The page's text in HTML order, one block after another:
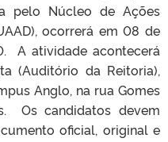
pelo Núcleo de Ações
ocorrerá em 08 de
A atividade acontecerá
(Auditório da Reitoria),
Anglo, na rua Gomes
ㅤ Os candidatos devem
oficial, original e